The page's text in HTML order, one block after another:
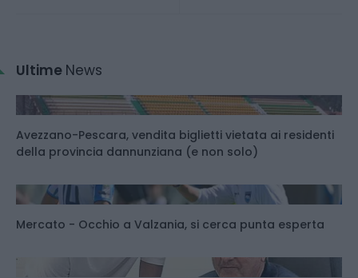
Ultime News
Avezzano-Pescara, vendita biglietti vietata ai residenti
della provincia dannunziana (e non solo)
Mercato - Occhio a Valzania, si cerca punta esperta